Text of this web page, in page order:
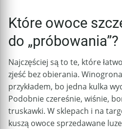
Które owoce
do „próbowania”?
Najczęściej są to te, które
zjeść bez obierania.
przykładem, bo jedna kulka
Podobnie czereśnie, wiśnie,
truskawki. W sklepach i na
kuszą owoce sprzedawane